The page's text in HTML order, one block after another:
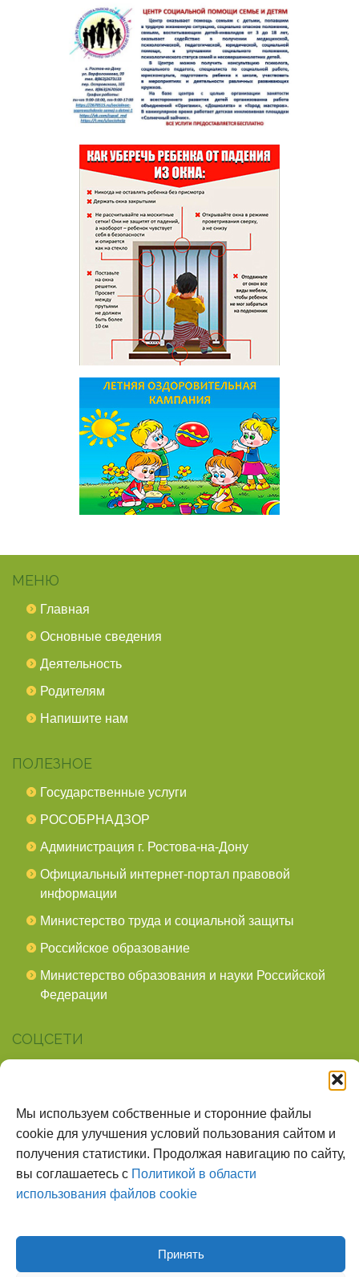
Мы используем собственные и сторонние файлы
cookie для улучшения условий пользования сайтом и
получения статистики. Продолжая навигацию по сайту,
вы соглашаетесь с Политикой в области
использования файлов cookie
Принять
МЕНЮ
Главная
Основные сведения
Деятельность
Родителям
Напишите нам
ПОЛЕЗНОЕ
Государственные услуги
РОСОБРНАДЗОР
Администрация г. Ростова-на-Дону
Официальный интернет-портал правовой
информации
Министерство труда и социальной защиты
Российское образование
Министерство образования и науки Российской
Федерации
СОЦСЕТИ
О НАС
Наш сайт создан для тех, кто заботится о
всестороннем, гармоничном развитии ребенка, готов